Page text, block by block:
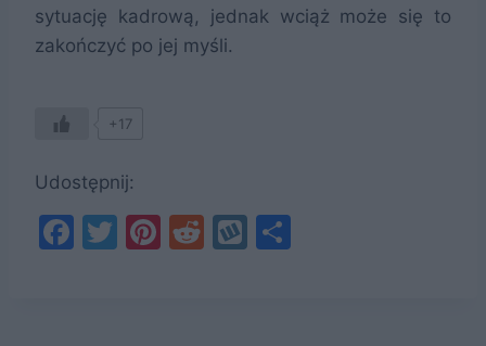
sytuację kadrową, jednak wciąż może się to
zakończyć po jej myśli.
+17
Udostępnij:
F
T
Pi
R
W